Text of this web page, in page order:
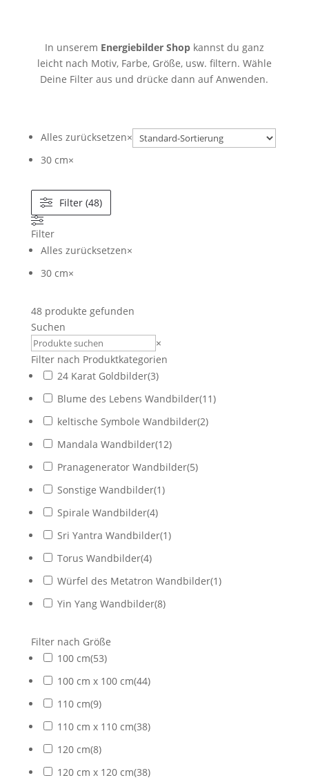
In unserem Energiebilder Shopkannst du ganz
leicht nach Motiv, Farbe, Größe, usw. filtern. Wähle
Deine Filter aus und drücke dann auf Anwenden.
Alles zurücksetzen×
30 cm×
Filter (48)
Filter
Alles zurücksetzen×
30 cm×
48produkte gefunden
Suchen
Suchen
×
Filter nach Produktkategorien
24 Karat Goldbilder(3)
Blume des Lebens Wandbilder(11)
keltische Symbole Wandbilder(2)
Mandala Wandbilder(12)
Pranagenerator Wandbilder(5)
Sonstige Wandbilder(1)
Spirale Wandbilder(4)
Sri Yantra Wandbilder(1)
Torus Wandbilder(4)
Würfel des Metatron Wandbilder(1)
Yin Yang Wandbilder(8)
Filter nach Größe
100 cm(53)
100 cm x 100 cm(44)
110 cm(9)
110 cm x 110 cm(38)
120 cm(8)
120 cm x 120 cm(38)